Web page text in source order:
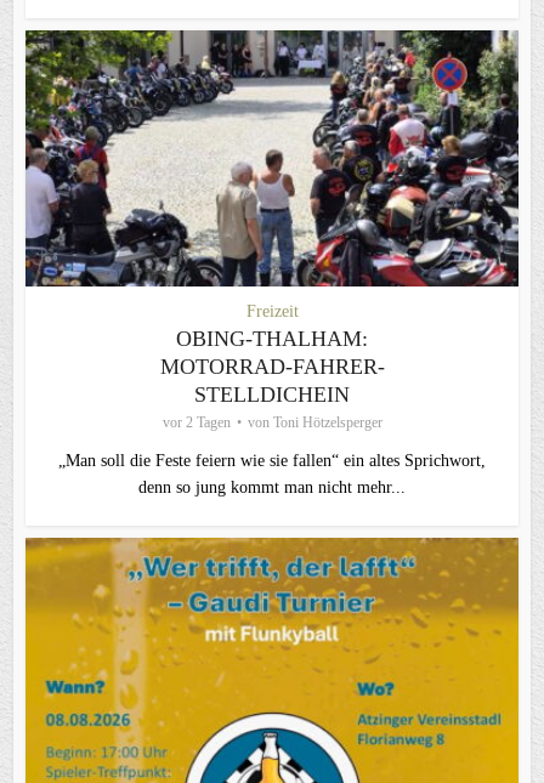
Freizeit
OBING-THALHAM:
MOTORRAD-FAHRER-
STELLDICHEIN
vor 2 Tagen von Toni Hötzelsperger
„Man soll die Feste feiern wie sie fallen“ ein altes Sprichwort,
denn so jung kommt man nicht mehr...